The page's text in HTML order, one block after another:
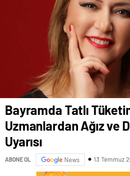
Bayramda Tatlı
Uzmanlardan Ağız ve
Uyarısı
ABONE OL News 13 Temmuz